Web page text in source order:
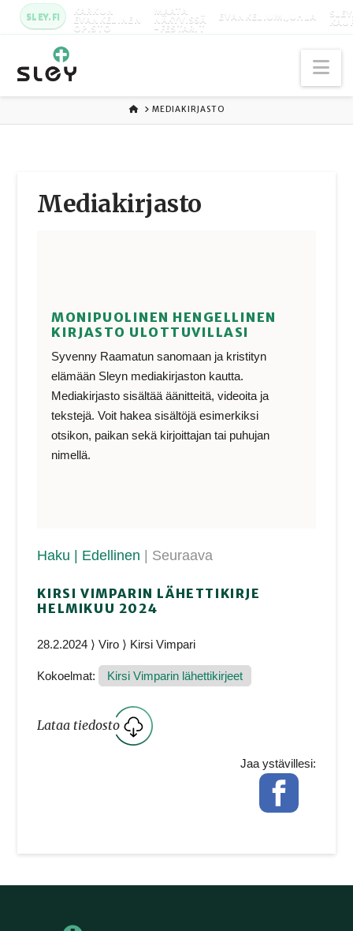
SLEY.FI KARKUN
EVANKELINEN
OPISTO
MAATA
NÄKYVISSÄ
-FESTARIT
EVANKELIUMIJUHLA
ETUSIVU
MEDIAKIRJASTO
Media­kirjasto
MONIPUOLINEN HENGELLINEN
KIRJASTO ULOTTUVILLASI
Syvenny Raamatun sanomaan ja kristityn
elämään Sleyn mediakirjaston kautta.
Mediakirjasto sisältää äänitteitä, videoita ja
tekstejä. Voit hakea sisältöjä esimerkiksi
otsikon, paikan sekä kirjoittajan tai puhujan
nimellä.
Haku | Edellinen | Seuraava
KIRSI VIMPARIN LÄHETTIKIRJE
HELMIKUU 2024
28.2.2024 ⟩ Viro ⟩ Kirsi Vimpari
Kokoelmat: Kirsi Vimparin lähettikirjeet
Lataa tiedosto
Jaa ystävillesi:
Facebook